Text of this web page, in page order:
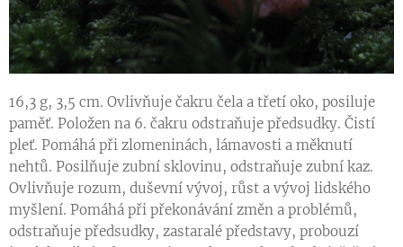
16,3 g, 3,5 cm. Ovlivňuje čakru čela a třetí oko, posiluje
paměť. Položen na 6. čakru odstraňuje předsudky. Čistí
pleť. Pomáhá při zlomeninách, lámavosti a měknutí
nehtů. Posilňuje zubní sklovinu, odstraňuje zubní kaz.
Ovlivňuje rozum, duševní vývoj, růst a vývoj lidského
myšlení. Pomáhá při překonávání změn a problémů,
odstraňuje předsudky, zastaralé představy, probouzí